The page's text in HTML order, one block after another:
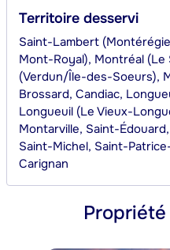
Territoire desservi
Saint-Lambert
Mont-Royal), Montréal
(Verdun/Île-des-Soeurs),
Brossard, Candiac,
Longueuil (Le Vieux-
Montarville, Saint-
Saint-Michel, Saint-
Carignan